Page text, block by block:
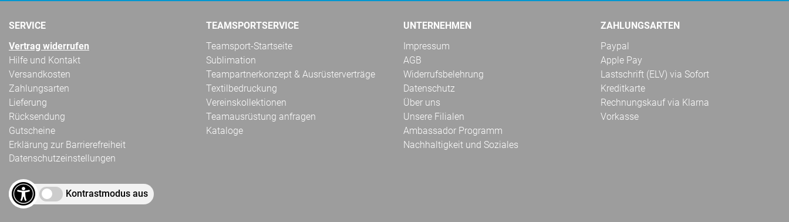
SERVICE
Vertrag widerrufen
Hilfe und Kontakt
Versandkosten
Zahlungsarten
Lieferung
Rücksendung
Gutscheine
Erklärung zur Barrierefreiheit
Datenschutzeinstellungen
Kontrastmodus aus
TEAMSPORTSERVICE
Teamsport-Startseite
Sublimation
Teampartnerkonzept & Ausrüsterverträge
Textilbedruckung
Vereinskollektionen
Teamausrüstung anfragen
Kataloge
UNTERNEHMEN
Impressum
AGB
Widerrufsbelehrung
Datenschutz
Über uns
Unsere Filialen
Ambassador Programm
Nachhaltigkeit und Soziales
ZAHLUNGSARTEN
Paypal
Apple Pay
Lastschrift (ELV) via Sofort
Kreditkarte
Rechnungskauf via Klarna
Vorkasse